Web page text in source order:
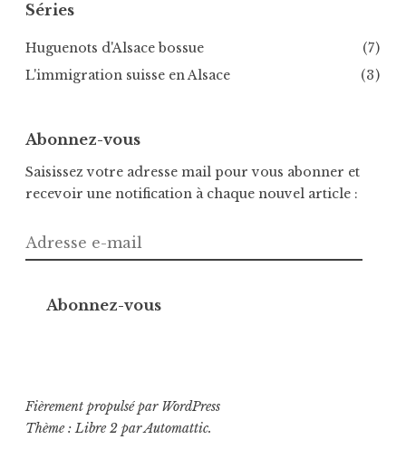
Séries
Huguenots d'Alsace bossue
(7)
L'immigration suisse en Alsace
(3)
Abonnez-vous
Saisissez votre adresse mail pour vous abonner et
recevoir une notification à chaque nouvel article :
Adresse
e-
Abonnez-vous
Fièrement propulsé par WordPress
Thème : Libre 2 parAutomattic.